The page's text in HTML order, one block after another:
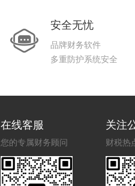
安全无忧
品牌财务软件
多重防护系统安全
在线客服
您的专属财务顾问
关注
财税热